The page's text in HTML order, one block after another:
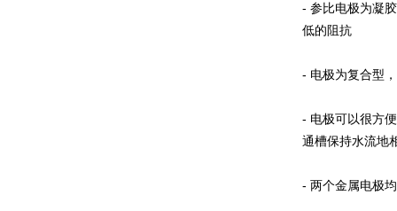
- 参比电极为凝
低的阻抗
- 电极为复合型
- 电极可以很方
通槽保持水流地
- 两个金属电极